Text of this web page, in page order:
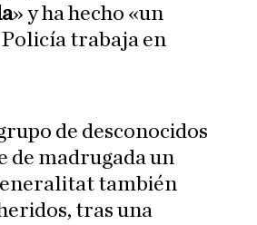
» y ha hecho «un
trabaja en
de desconocidos
de madrugada un
también
tras una